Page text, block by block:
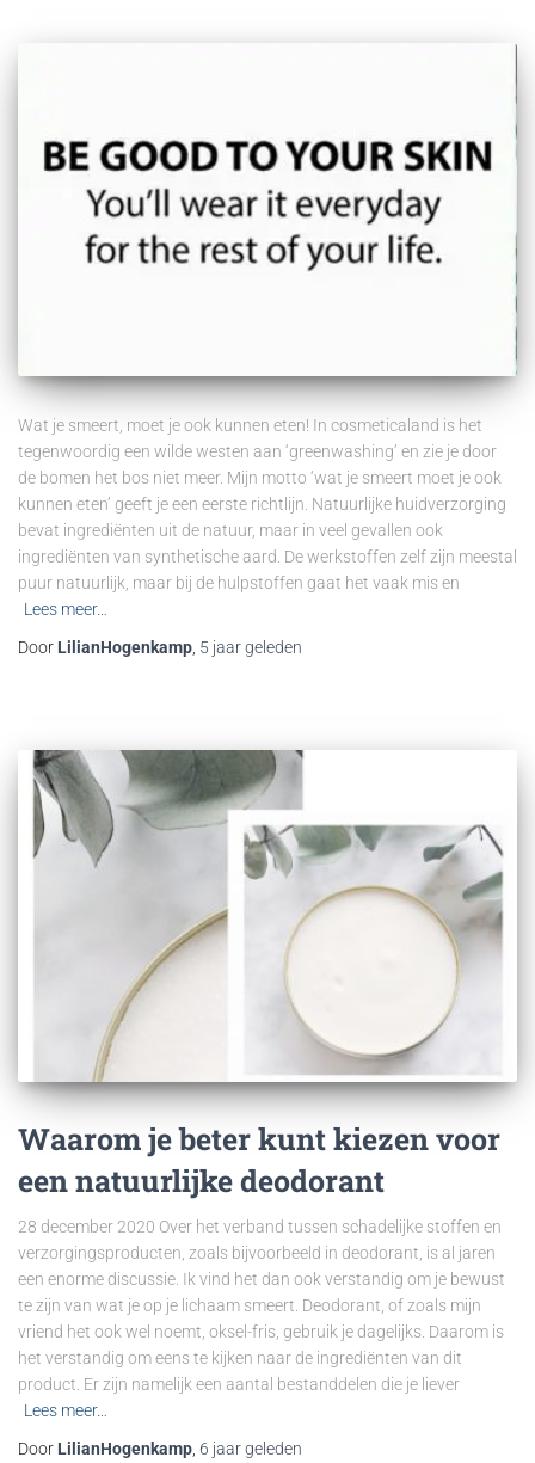
Wat je smeert, moet je ook kunnen eten! In cosmeticaland is het
tegenwoordig een wilde westen aan ‘greenwashing’ en zie je door
de bomen het bos niet meer. Mijn motto ‘wat je smeert moet je ook
kunnen eten’ geeft je een eerste richtlijn. Natuurlijke huidverzorging
bevat ingrediënten uit de natuur, maar in veel gevallen ook
ingrediënten van synthetische aard. De werkstoffen zelf zijn meestal
puur natuurlijk, maar bij de hulpstoffen gaat het vaak mis en
Lees meer…
Door LilianHogenkamp 5 jaargeleden
Waarom je beter kunt kiezen voor
een natuurlijke deodorant
28 december 2020 Over het verband tussen schadelijke stoffen en
verzorgingsproducten, zoals bijvoorbeeld in deodorant, is al jaren
een enorme discussie. Ik vind het dan ook verstandig om je bewust
te zijn van wat je op je lichaam smeert. Deodorant, of zoals mijn
vriend het ook wel noemt, oksel-fris, gebruik je dagelijks. Daarom is
het verstandig om eens te kijken naar de ingrediënten van dit
product. Er zijn namelijk een aantal bestanddelen die je liever
Lees meer…
Door LilianHogenkamp, 6 jaargeleden